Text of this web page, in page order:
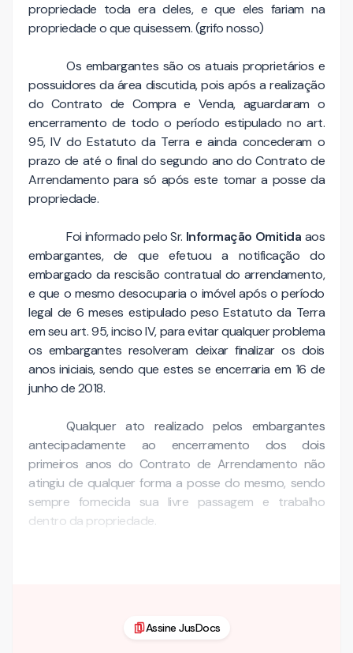
propriedade toda era deles, e que eles fariam na
propriedade o que quisessem. (grifo nosso)
Os embargantes são os atuais proprietários e
possuidores da área discutida, pois após a realização
do Contrato de Compra e Venda, aguardaram o
encerramento de todo o período estipulado no art.
95, IV do Estatuto da Terra e ainda concederam o
prazo de até o final do segundo ano do Contrato de
Arrendamento para só após este tomar a posse da
propriedade.
Foi informado pelo Sr. Informação Omitida aos
embargantes, de que efetuou a notificação do
embargado da rescisão contratual do arrendamento,
e que o mesmo desocuparia o imóvel após o período
legal de 6 meses estipulado peso Estatuto da Terra
em seu art. 95, inciso IV, para evitar qualquer problema
os embargantes resolveram deixar finalizar os dois
anos iniciais, sendo que estes se encerraria em 16 de
junho de 2018.
Qualquer ato realizado pelos embargantes
antecipadamente ao encerramento dos dois
primeiros anos do Contrato de Arrendamento não
atingiu de qualquer forma a posse do mesmo, sendo
sempre fornecida sua livre passagem e trabalho
dentro da propriedade.
Assine JusDocs